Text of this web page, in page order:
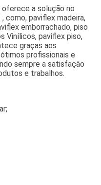
oferece a solução no
como, paviflex madeira,
emborrachado, piso
Vinílicos, paviflex piso,
graças aos
profissionais e
sempre a satisfação
e trabalhos.